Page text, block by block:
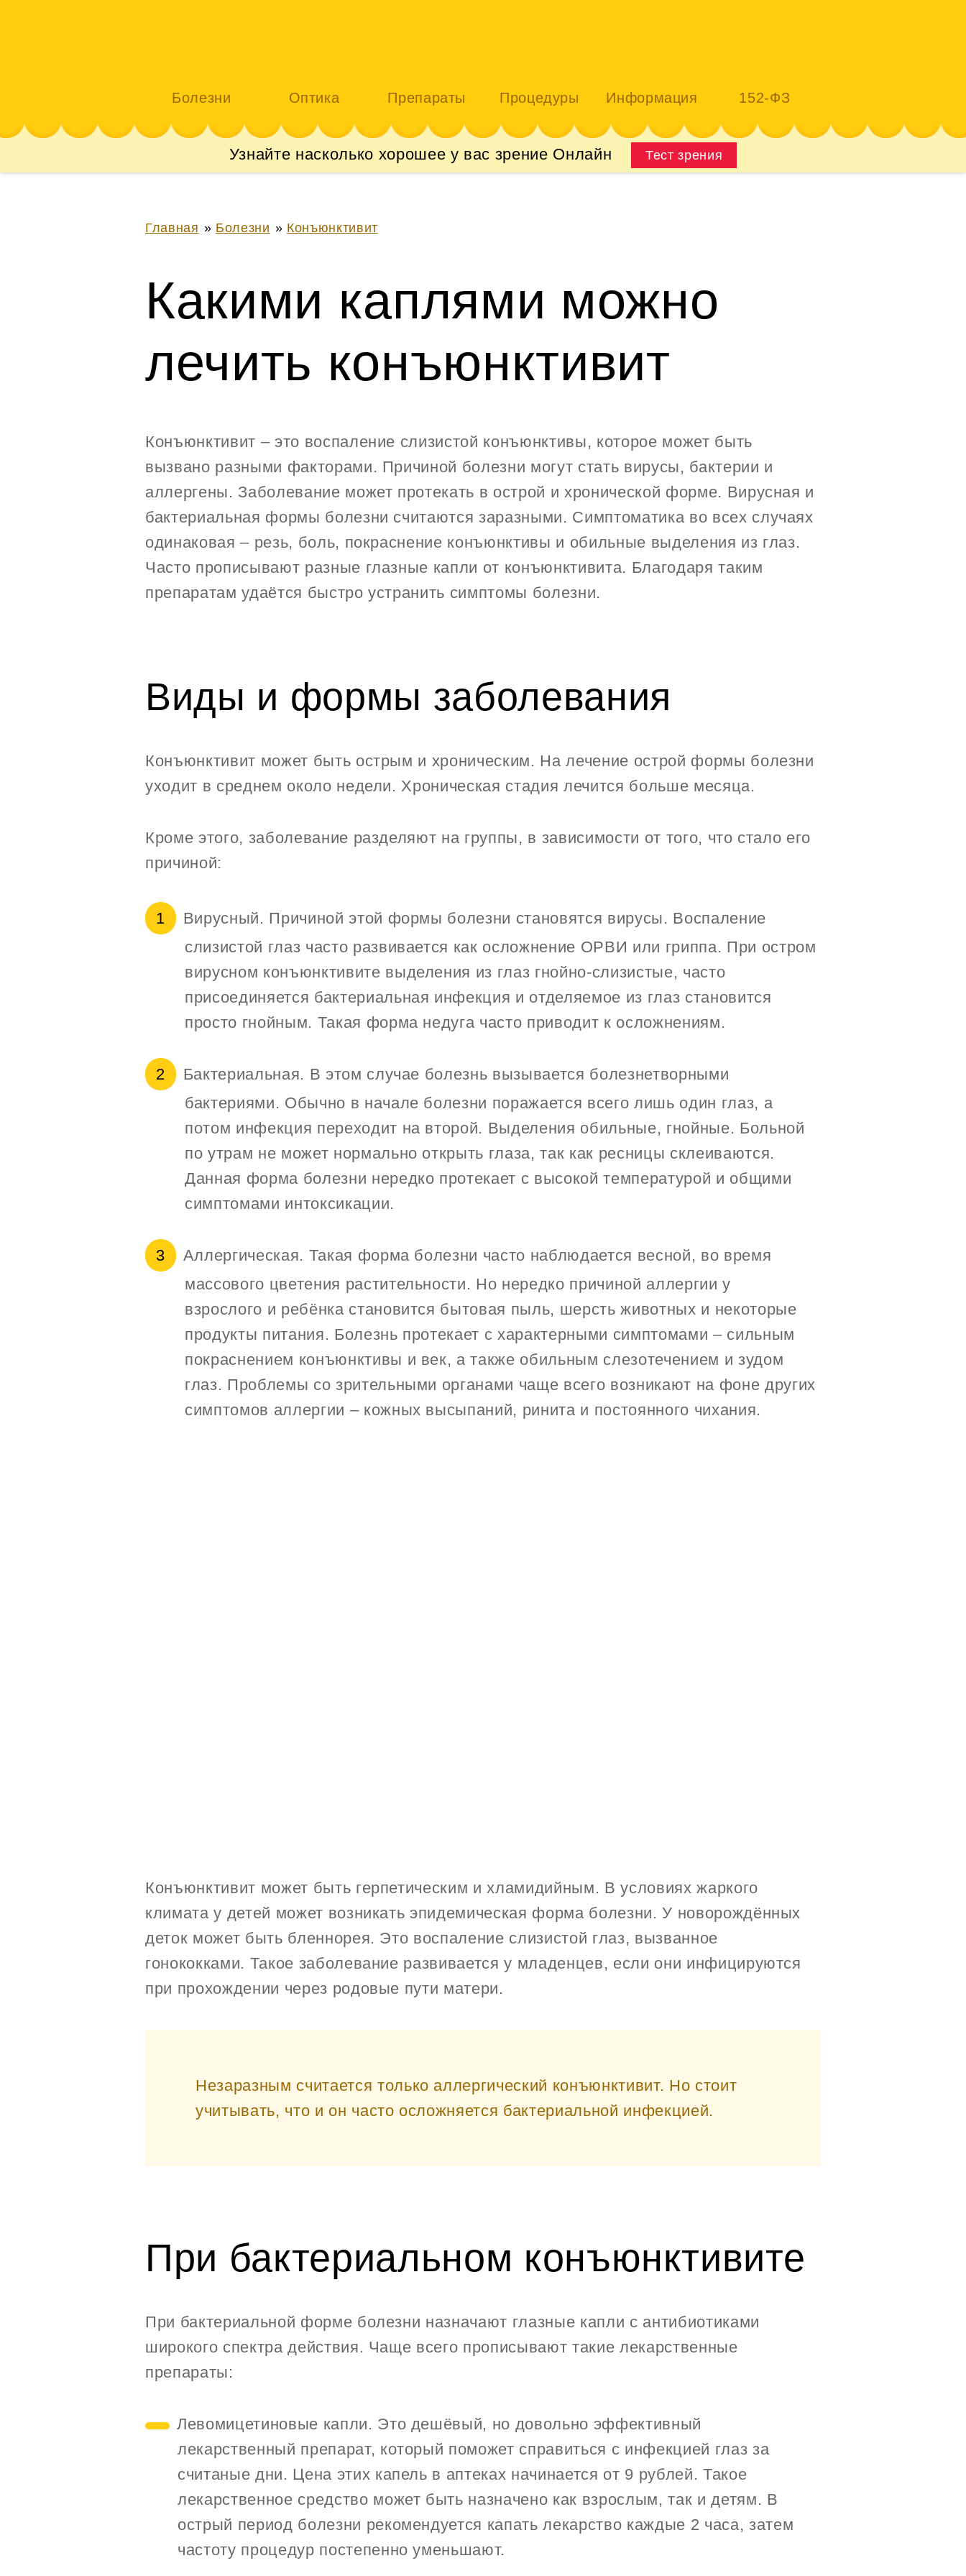
Болезни Оптика Препараты Процедуры Информация 152-ФЗ
Узнайте насколько хорошее у вас зрение Онлайн Тест зрения
Главная » Болезни » Конъюнктивит
Какими каплями можно
лечить конъюнктивит
Конъюнктивит – это воспаление слизистой конъюнктивы, которое может быть
вызвано разными факторами. Причиной болезни могут стать вирусы, бактерии и
аллергены. Заболевание может протекать в острой и хронической форме. Вирусная и
бактериальная формы болезни считаются заразными. Симптоматика во всех случаях
одинаковая – резь, боль, покраснение конъюнктивы и обильные выделения из глаз.
Часто прописывают разные глазные капли от конъюнктивита. Благодаря таким
препаратам удаётся быстро устранить симптомы болезни.
Виды и формы заболевания
Конъюнктивит может быть острым и хроническим. На лечение острой формы болезни
уходит в среднем около недели. Хроническая стадия лечится больше месяца.
Кроме этого, заболевание разделяют на группы, в зависимости от того, что стало его
причиной:
Вирусный. Причиной этой формы болезни становятся вирусы. Воспаление
слизистой глаз часто развивается как осложнение ОРВИ или гриппа. При остром
вирусном конъюнктивите выделения из глаз гнойно-слизистые, часто
присоединяется бактериальная инфекция и отделяемое из глаз становится
просто гнойным. Такая форма недуга часто приводит к осложнениям.
Бактериальная. В этом случае болезнь вызывается болезнетворными
бактериями. Обычно в начале болезни поражается всего лишь один глаз, а
потом инфекция переходит на второй. Выделения обильные, гнойные. Больной
по утрам не может нормально открыть глаза, так как ресницы склеиваются.
Данная форма болезни нередко протекает с высокой температурой и общими
симптомами интоксикации.
Аллергическая. Такая форма болезни часто наблюдается весной, во время
массового цветения растительности. Но нередко причиной аллергии у
взрослого и ребёнка становится бытовая пыль, шерсть животных и некоторые
продукты питания. Болезнь протекает с характерными симптомами – сильным
покраснением конъюнктивы и век, а также обильным слезотечением и зудом
глаз. Проблемы со зрительными органами чаще всего возникают на фоне других
симптомов аллергии – кожных высыпаний, ринита и постоянного чихания.
Конъюнктивит может быть герпетическим и хламидийным. В условиях жаркого
климата у детей может возникать эпидемическая форма болезни. У новорождённых
деток может быть бленнорея. Это воспаление слизистой глаз, вызванное
гонококками. Такое заболевание развивается у младенцев, если они инфицируются
при прохождении через родовые пути матери.
Незаразным считается только аллергический конъюнктивит. Но стоит
учитывать, что и он часто осложняется бактериальной инфекцией.
При бактериальном конъюнктивите
При бактериальной форме болезни назначают глазные капли с антибиотиками
широкого спектра действия. Чаще всего прописывают такие лекарственные
препараты:
Левомицетиновые капли. Это дешёвый, но довольно эффективный
лекарственный препарат, который поможет справиться с инфекцией глаз за
считаные дни. Цена этих капель в аптеках начинается от 9 рублей. Такое
лекарственное средство может быть назначено как взрослым, так и детям. В
острый период болезни рекомендуется капать лекарство каждые 2 часа, затем
частоту процедур постепенно уменьшают.